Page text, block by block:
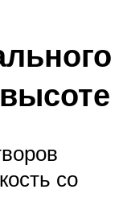
со